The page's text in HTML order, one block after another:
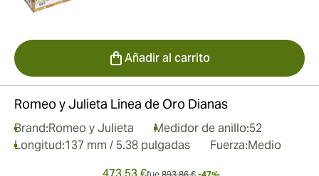
Añadir al carrito
Romeo y Julieta Linea de Oro Dianas
Brand:Romeo y Julieta Medidor de anillo:52
Longitud:137 mm / 5.38 pulgadas Fuerza:Medio